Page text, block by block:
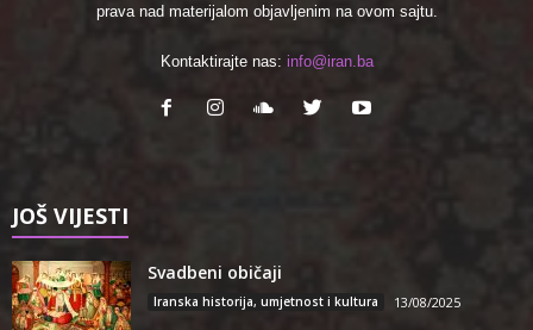
prava nad materijalom objavljenim na ovom sajtu.
Kontaktirajte nas: info@iran.ba
JOŠ VIJESTI
Svadbeni običaji
Iranska historija, umjetnost i kultura 13/08/2025